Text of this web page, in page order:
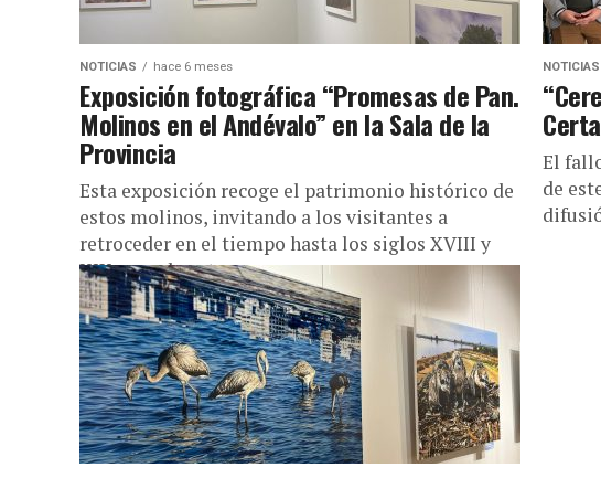
NOTICIAS hace 6 meses
Exposición fotográfica “Promesas de Pan.
Molinos en el Andévalo” en la Sala de la
Provincia
Esta exposición recoge el patrimonio histórico de
estos molinos, invitando a los visitantes a
retroceder en el tiempo hasta los siglos XVIII y
XIX, cuando estas...
NOTICIAS
El
de